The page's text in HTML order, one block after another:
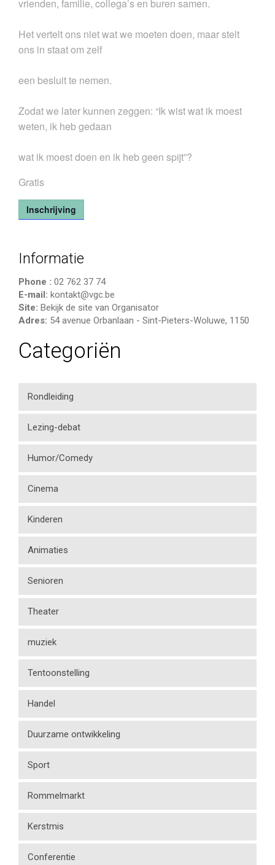
vrienden, familie, collega’s en buren samen.
Het vertelt ons niet wat we moeten doen, maar stelt
ons in staat om zelf
een besluit te nemen.
Zodat we later kunnen zeggen: “Ik wist wat ik moest
weten, ik heb gedaan
wat ik moest doen en ik heb geen spijt”?
Gratis
Inschrijving
Informatie
Phone : 02 762 37 74
E-mail: kontakt@vgc.be
Site: Bekijk de site van Organisator
Adres: 54 avenue Orbanlaan - Sint-Pieters-Woluwe, 1150
Categoriën
Rondleiding
Lezing-debat
Humor/Comedy
Cinema
Kinderen
Animaties
Senioren
Theater
muziek
Tentoonstelling
Handel
Duurzame ontwikkeling
Sport
Rommelmarkt
Kerstmis
Conferentie